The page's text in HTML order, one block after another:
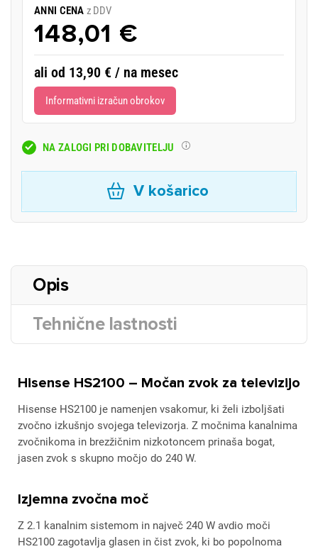
ANNI CENA z DDV
148,01 €
ali od 13,90 € / na mesec
Informativni izračun obrokov
NA ZALOGI PRI DOBAVITELJU
V košarico
Opis
Tehnične lastnosti
Hisense HS2100 – Močan zvok za televizijo
Hisense HS2100 je namenjen vsakomur, ki želi izboljšati
zvočno izkušnjo svojega televizorja. Z močnima kanalnima
zvočnikoma in brezžičnim nizkotoncem prinaša bogat,
jasen zvok s skupno močjo do 240 W.
Izjemna zvočna moč
Z 2.1 kanalnim sistemom in največ 240 W avdio moči
HS2100 zagotavlja glasen in čist zvok, ki bo popolnoma